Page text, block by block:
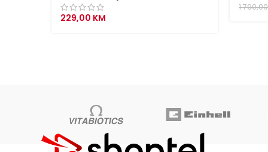
229,00 KM